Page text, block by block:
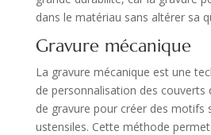
dans le matériau sans altérer sa
Gravure mécanique
La gravure mécanique est une
de personnalisation des couverts
de gravure pour créer des motifs
ustensiles. Cette méthode